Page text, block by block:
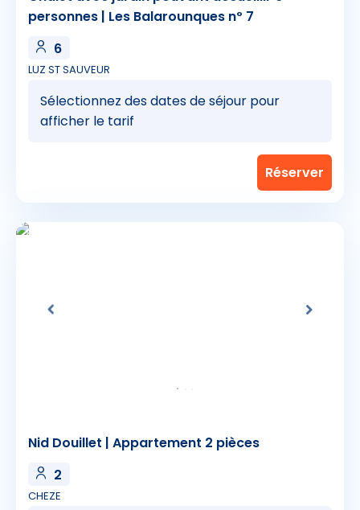
personnes | Les Balarounques nº 7
6
LUZ ST SAUVEUR
Sélectionnez des dates de séjour pour
afficher le tarif
Nid Douillet | Appartement 2 pièces
2
CHEZE